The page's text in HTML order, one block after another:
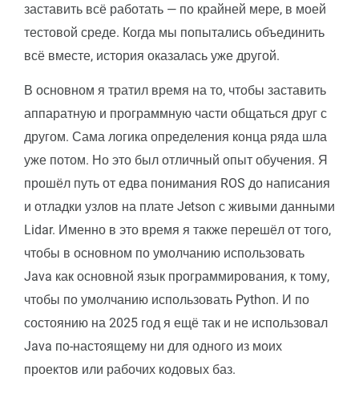
заставить всё работать — по крайней мере, в моей
тестовой среде. Когда мы попытались объединить
всё вместе, история оказалась уже другой.
В основном я тратил время на то, чтобы заставить
аппаратную и программную части общаться друг с
другом. Сама логика определения конца ряда шла
уже потом. Но это был отличный опыт обучения. Я
прошёл путь от едва понимания ROS до написания
и отладки узлов на плате Jetson с живыми данными
Lidar. Именно в это время я также перешёл от того,
чтобы в основном по умолчанию использовать
Java как основной язык программирования, к тому,
чтобы по умолчанию использовать Python. И по
состоянию на 2025 год я ещё так и не использовал
Java по-настоящему ни для одного из моих
проектов или рабочих кодовых баз.